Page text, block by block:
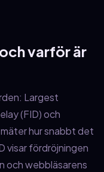
varför är
Largest
(FID) och
hur snabbt det
visar fördröjningen
och webbläsarens